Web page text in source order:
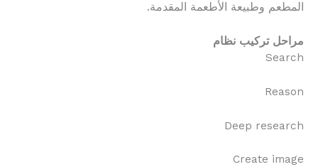
المطعم وطبيعة الأطعمة المقدمة.
مراحل تركيب نظام
Search
Reason
Deep research
Create image